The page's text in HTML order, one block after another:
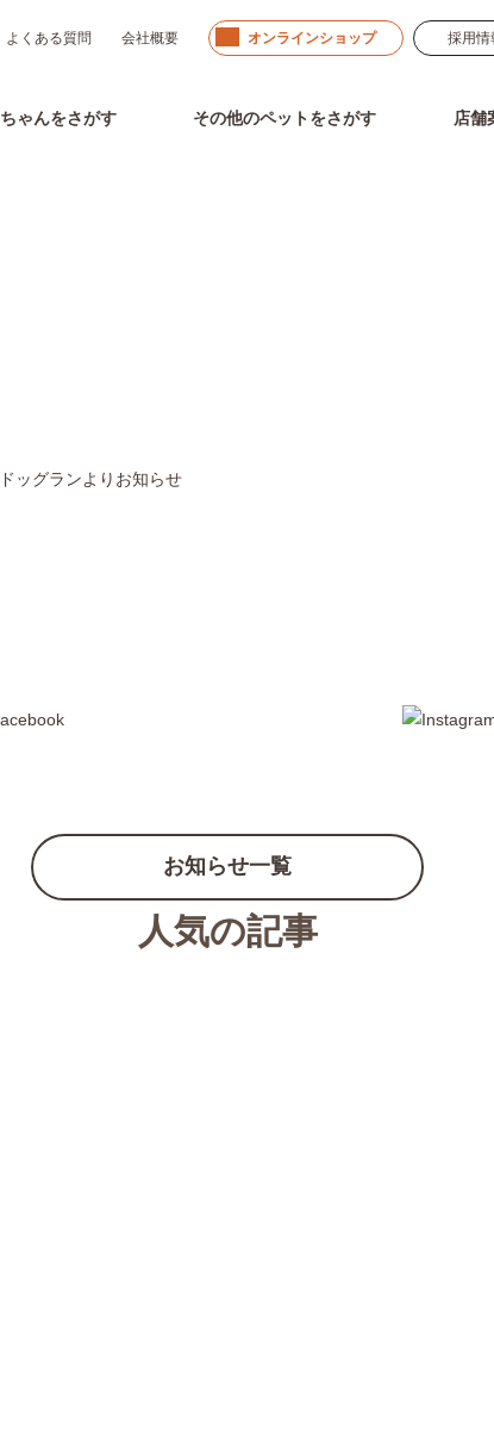
よくある質問 会社概要 オンラインショップ 採用情
ゃんをさがす その他のペットをさがす 店舗
ッグランよりお知らせ
お知らせ一覧
人気の記事